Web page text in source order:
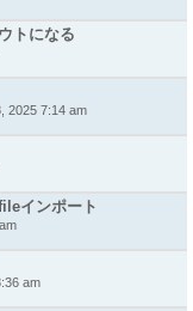
トになる
2025 7:14 am
インポート
am